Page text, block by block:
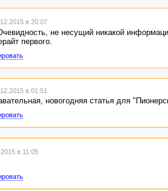
в 20:07
не несущий никакой
первого.
в 01:51
новогодняя статья для
в 11:05